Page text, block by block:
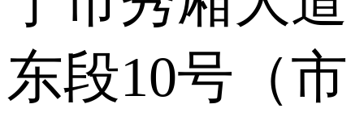
东段10号（市